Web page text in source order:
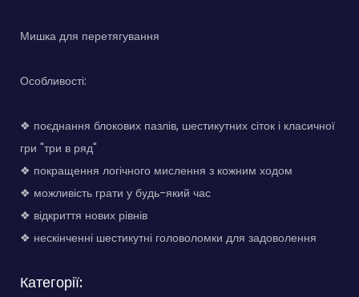
Мишка для перетягування
Особливості:
❖ поєднання блокових пазлів, шестикутних сіток і класичної
гри "три в ряд"
❖ покращення логічного мислення з кожним ходом
❖ можливість грати у будь-який час
❖ відкриття нових рівнів
❖ нескінченні шестикутні головоломки для задоволення
Категорії: